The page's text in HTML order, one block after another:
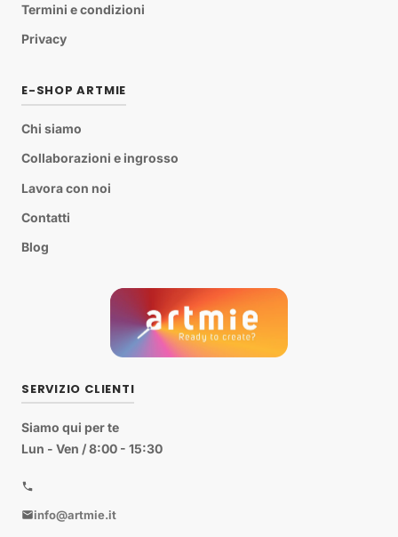
Termini e condizioni
Privacy
E-SHOP ARTMIE
Chi siamo
Collaborazioni e ingrosso
Lavora con noi
Contatti
Blog
SERVIZIO CLIENTI
Siamo qui per te
Lun - Ven / 8:00 - 15:30
info@artmie.it